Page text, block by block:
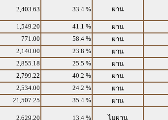
2,403.63 33.4 % ผ่าน
1,549.20 41.1 % ผ่าน
771.00 58.4 % ผ่าน
2,140.00 23.8 % ผ่าน
2,855.18 25.5 % ผ่าน
2,799.22 40.2 % ผ่าน
2,534.00 24.2 % ผ่าน
21,507.25 35.4 % ผ่าน
2,629.20 13.4 % ไม่ผ่าน